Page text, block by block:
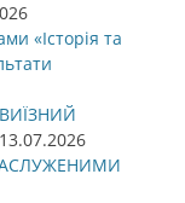
«Історія та
13.07.2026